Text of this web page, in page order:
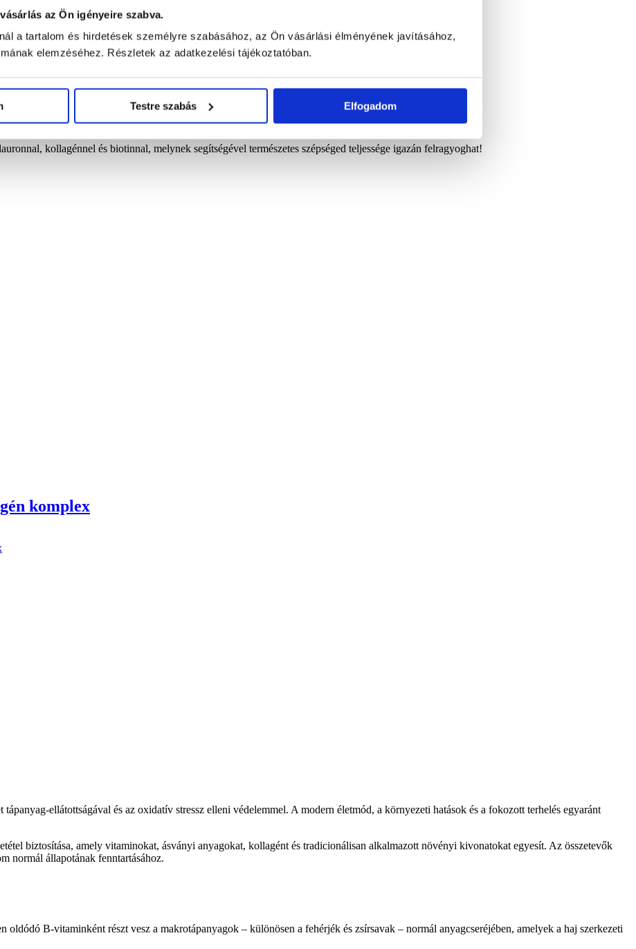
az Ön igényeire szabva.
a tartalom és hirdetések személyre szabásához, az Ön vásárlási élményének javításához,
elemzéséhez. Részletek az adatkezelési tájékoztatóban.
Testre szabás Elfogadom
hialuronnal, kollagénnel és biotinnal 60 db
és biotinnal 60 db
kollagénnel és biotinnal, melynek segítségével természetes szépséged teljessége igazán felragyoghat!
komplex
ellátottságával és az oxidatív stressz elleni védelemmel. A modern életmód, a környezeti hatások és a fokozott terhelés egyaránt
biztosítása, amely vitaminokat, ásványi anyagokat, kollagént és tradicionálisan alkalmazott növényi kivonatokat egyesít. Az összetevők
normál állapotának fenntartásához.
B-vitaminként részt vesz a makrotápanyagok – különösen a fehérjék és zsírsavak – normál anyagcseréjében, amelyek a haj szerkezeti